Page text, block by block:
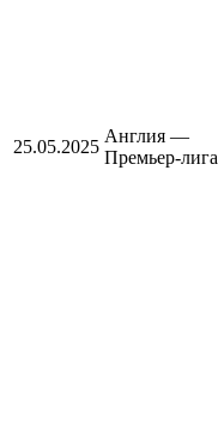
25.05.2025
Англия —
Премьер-лига